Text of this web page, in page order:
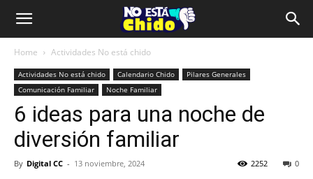
Home Actividades No está chido
Actividades No está chido Calendario Chido
Pilares Generales
Comunicación Familiar
Noche Familiar
6 ideas para una noche de
diversión familiar
By Digital CC - 13 noviembre, 2024 0
2252